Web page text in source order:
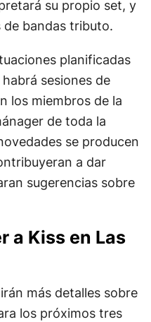
su propio set, y
bandas tributo.
planificadas
sesiones de
los miembros de la
de toda la
se producen
a dar
sugerencias sobre
a Kiss en Las
más detalles sobre
los próximos tres